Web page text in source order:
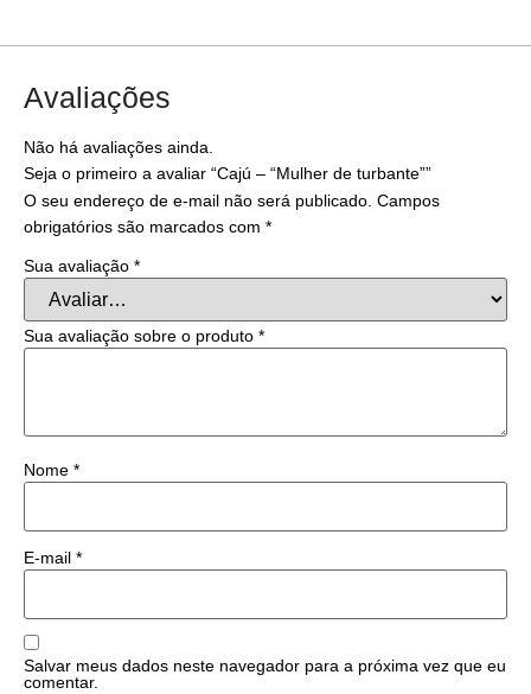
Avaliações
Não há avaliações ainda.
Seja o primeiro a avaliar “Cajú – “Mulher de turbante””
O seu endereço de e-mail não será publicado. Campos
obrigatórios são marcados com *
Sua avaliação *
Sua avaliação sobre o produto *
Nome *
E-mail *
Salvar meus dados neste navegador para a próxima vez que eu
comentar.